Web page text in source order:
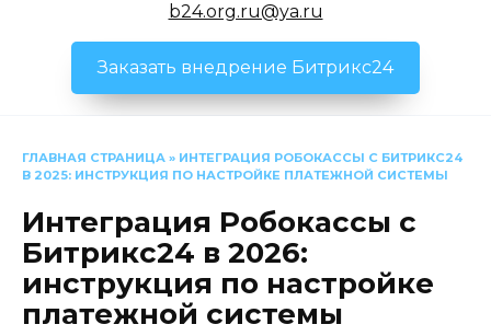
b24.org.ru@ya.ru
Заказать внедрение Битрикс24
ГЛАВНАЯ СТРАНИЦА » ИНТЕГРАЦИЯ РОБОКАССЫ С БИТРИКС24
В 2025: ИНСТРУКЦИЯ ПО НАСТРОЙКЕ ПЛАТЕЖНОЙ СИСТЕМЫ
Интеграция Робокассы с
Битрикс24 в 2026:
инструкция по настройке
платежной системы